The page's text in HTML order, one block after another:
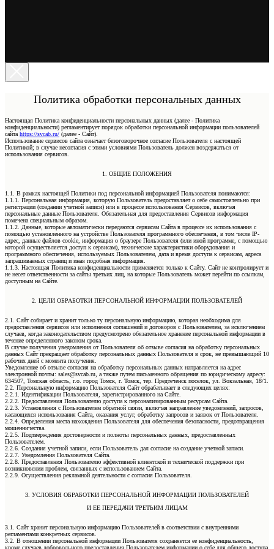
Политика обработки персональных данных
Настоящая Политика конфиденциальности персональных данных (далее - Политика
конфиденциальности) регламентирует порядок обработки персональной информации пользователей
сайта https://svcab.ru/ (далее - Сайт).
Использование сервисов сайта означает безоговорочное согласие Пользователя с настоящей
Политикой; в случае несогласия с этими условиями Пользователь должен воздержаться от
использования сервисов.
1. ОБЩИЕ ПОЛОЖЕНИЯ
1.1. В рамках настоящей Политики под персональной информацией Пользователя понимаются:
1.1.1. Персональная информация, которую Пользователь предоставляет о себе самостоятельно при
регистрации (создании учетной записи) или в процессе использования Сервисов, включая
персональные данные Пользователя. Обязательная для предоставления Сервисов информация
помечена специальным образом.
1.1.2. Данные, которые автоматически передаются сервисам Сайта в процессе их использования с
помощью установленного на устройстве Пользователя программного обеспечения, в том числе IP-
адрес, данные файлов cookie, информация о браузере Пользователя (или иной программе, с помощью
которой осуществляется доступ к сервисам), технические характеристики оборудования и
программного обеспечения, используемых Пользователем, дата и время доступа к сервисам, адреса
запрашиваемых страниц и иная подобная информация.
1.1.3. Настоящая Политика конфиденциальности применяется только к Сайту. Сайт не контролирует и
не несет ответственности за сайты третьих лиц, на которые Пользователь может перейти по ссылкам,
доступным на Сайте.
2. ЦЕЛИ ОБРАБОТКИ ПЕРСОНАЛЬНОЙ ИНФОРМАЦИИ ПОЛЬЗОВАТЕЛЕЙ
2.1. Сайт собирает и хранит только ту персональную информацию, которая необходима для
предоставления сервисов или исполнения соглашений и договоров с Пользователем, за исключением
случаев, когда законодательством предусмотрено обязательное хранение персональной информации в
течение определенного законом срока.
В случае получения уведомления от Пользователя об отзыве согласия на обработку персональных
данных Сайт прекращает обработку персональных данных Пользователя в срок, не превышающий 10
рабочих дней с момента получения.
Уведомление об отзыве согласия на обработку персональных данных направляется на адрес
электронной почты: sales@svcab.ru, а также путем письменного обращения по юридическому адресу:
634507, Томская область, г.о. город Томск, г. Томск, тер. Предтеченск поселок, ул. Вокзальная, 18/1.
2.2. Персональную информацию Пользователя Сайт обрабатывает в следующих целях:
2.2.1. Идентификации Пользователя, зарегистрированного на Сайте.
2.2.2. Предоставления Пользователю доступа к персонализированным ресурсам Сайта.
2.2.3. Установления с Пользователем обратной связи, включая направление уведомлений, запросов,
касающихся использования Сайта, оказания услуг, обработку запросов и заявок от Пользователя.
2.2.4. Определения места нахождения Пользователя для обеспечения безопасности, предотвращения
мошенничества.
2.2.5. Подтверждения достоверности и полноты персональных данных, предоставленных
Пользователем.
2.2.6. Создания учетной записи, если Пользователь дал согласие на создание учетной записи.
2.2.7. Уведомления Пользователя Сайта.
2.2.8. Предоставления Пользователю эффективной клиентской и технической поддержки при
возникновении проблем, связанных с использованием Сайта.
2.2.9. Осуществления рекламной деятельности с согласия Пользователя.
3. УСЛОВИЯ ОБРАБОТКИ ПЕРСОНАЛЬНОЙ ИНФОРМАЦИИ ПОЛЬЗОВАТЕЛЕЙ
И ЕЕ ПЕРЕДАЧИ ТРЕТЬИМ ЛИЦАМ
3.1. Сайт хранит персональную информацию Пользователей в соответствии с внутренними
регламентами конкретных сервисов.
3.2. В отношении персональной информации Пользователя сохраняется ее конфиденциальность,
кроме случаев добровольного предоставления Пользователем информации о себе для общего доступа